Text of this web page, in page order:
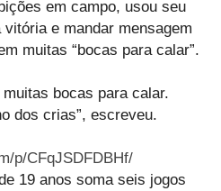
em campo, usou seu
e mandar mensagem
muitas “bocas para calar”.
bocas para calar.
dos crias”, escreveu.
p/CFqJSDFDBHf/
19 anos soma seis jogos